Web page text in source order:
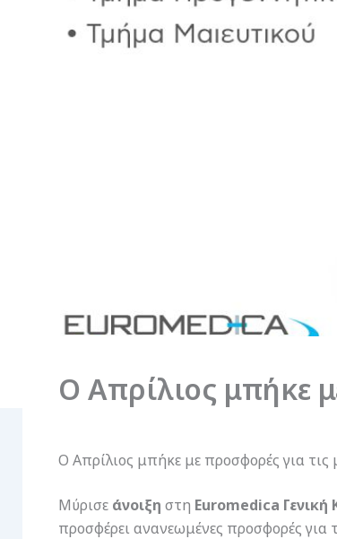
Ο Απρίλιος μπήκε
Ο Απρίλιος μπήκε με προσφορές για τις
Μύρισε άνοιξη στη Euromedica Γενική
προσφέρει ανανεωμένες προσφορές για